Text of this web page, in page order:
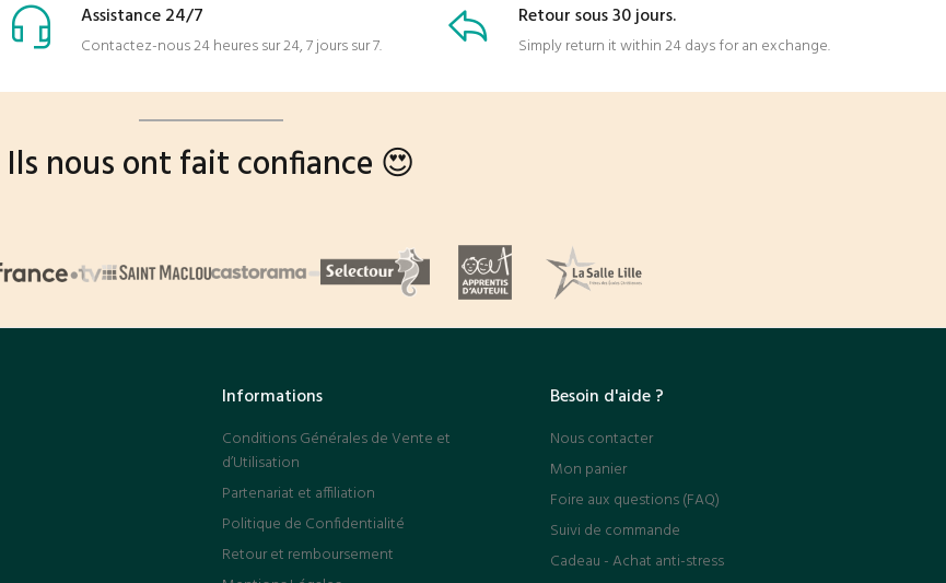
Assistance 24/7
Contactez-nous 24 heures sur 24, 7 jours sur 7.
Retour sous 30 jours.
Simply return it within 24 days for an exchange.
Ils nous ont fait confiance 😍
Informations
Conditions Générales de Vente et
d’Utilisation
Partenariat et affiliation
Politique de Confidentialité
Retour et remboursement
Besoin d'aide ?
Nous contacter
Mon panier
Foire aux questions (FAQ)
Suivi de commande
Cadeau - Achat anti-stress